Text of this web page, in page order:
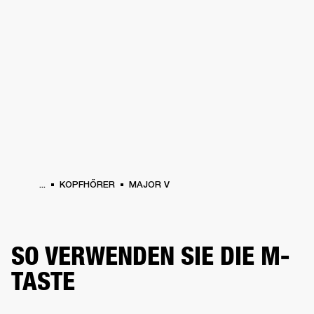
... KOPFHÖRER MAJOR V
SO VERWENDEN SIE DIE M-
TASTE